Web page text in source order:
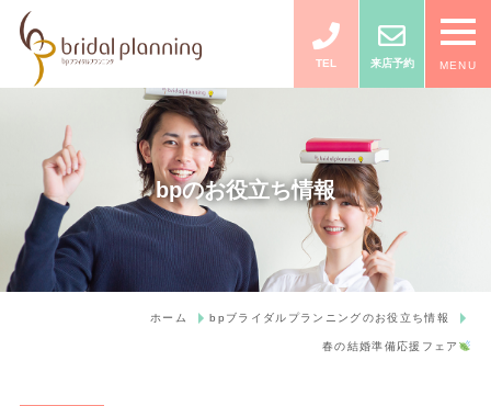
TEL 来店予約 MENU
bpのお役立ち情報
ホーム bpブライダルプランニングのお役立ち情報
春の結婚準備応援フェア